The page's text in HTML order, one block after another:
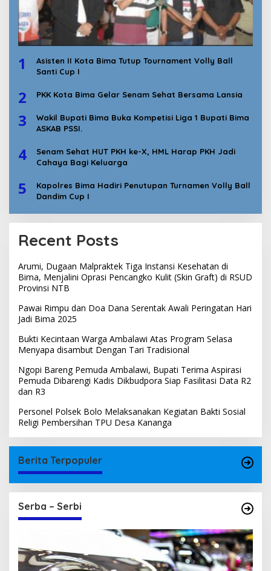
1
Asisten II Kota Bima Tutup Tournament Volly Ball
Santi Cup I
2 PKK Kota Bima Gelar Senam Sehat Bersama Lansia
3
Wakil Bupati Bima Buka Kompetisi Liga 1 Bupati Bima
ASKAB PSSI.
4
Senam Sehat HUT PKH ke-X, HML Harap PKH Jadi
Cahaya Bagi Keluarga
5
Kapolres Bima Hadiri Penutupan Turnamen Volly Ball
Dandim Cup I
Recent Posts
Arumi, Dugaan Malpraktek Tiga Instansi Kesehatan di
Bima, Menjalini Oprasi Pencangko Kulit (Skin Graft) di RSUD
Provinsi NTB
Pawai Rimpu dan Doa Dana Serentak Awali Peringatan Hari
Jadi Bima 2025
Bukti Kecintaan Warga Ambalawi Atas Program Selasa
Menyapa disambut Dengan Tari Tradisional
Ngopi Bareng Pemuda Ambalawi, Bupati Terima Aspirasi
Pemuda Dibarengi Kadis Dikbudpora Siap Fasilitasi Data R2
dan R3
Personel Polsek Bolo Melaksanakan Kegiatan Bakti Sosial
Religi Pembersihan TPU Desa Kananga
Berita Terpopuler
Serba – Serbi